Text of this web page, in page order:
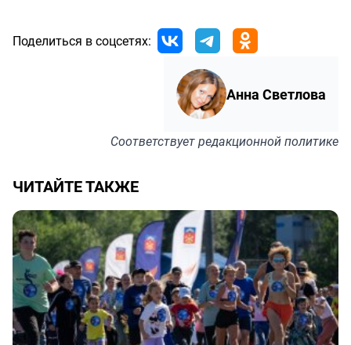
Поделиться в соцсетях:
Анна Светлова
Соответствуетредакционной политике
ЧИТАЙТЕ ТАКЖЕ